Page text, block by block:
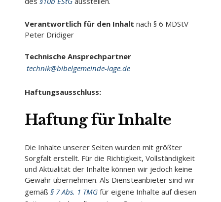
Verantwortlich für den Inhalt nach § 6 MDStV
Peter Dridiger
Technische Ansprechpartner
technik@bibelgemeinde-lage.de
Haftungsausschluss:
Haftung für Inhalte
Die Inhalte unserer Seiten wurden mit größter
Sorgfalt erstellt. Für die Richtigkeit, Vollständigkeit
und Aktualität der Inhalte können wir jedoch keine
Gewähr übernehmen. Als Diensteanbieter sind wir
gemäß § 7 Abs. 1 TMG für eigene Inhalte auf diesen